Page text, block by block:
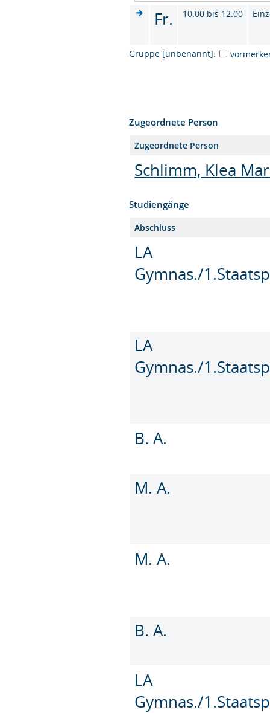
Fr.
10:00 bis 12:00
Gruppe [unbenannt]:
Zugeordnete Person
Zugeordnete Person
Schlimm, Klea
Studiengänge
Abschluss
LA
Gymnas./
LA
Gymnas./
B. A.
M. A.
M. A.
B. A.
LA
Gymnas./